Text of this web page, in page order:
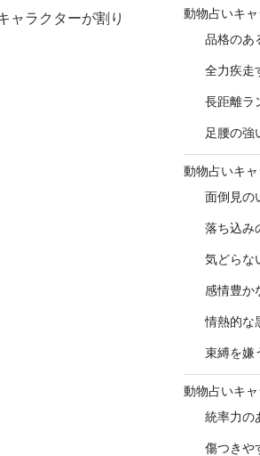
ャラクターが割り
動物占いキ
品格のあ
全力疾走
長距離ラ
足腰の強
動物占いキ
面倒見の
落ち込み
気どらな
感情豊か
情熱的な
束縛を嫌
動物占いキ
統率力の
傷つきや